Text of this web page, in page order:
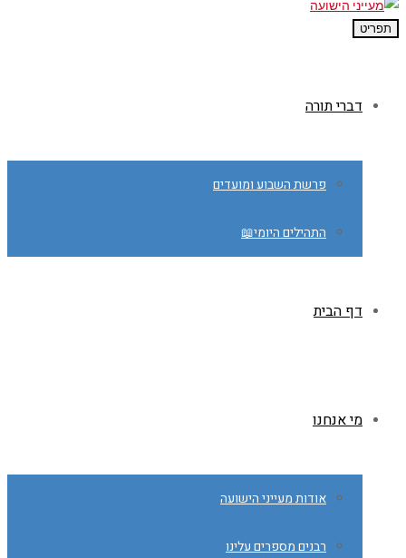
תפריט
דברי תורה
פרשת השבוע ומועדים
התהילים היומי📖
דף הבית
מי אנחנו
אודות מעייני הישועה
רבנים מספרים עלינו